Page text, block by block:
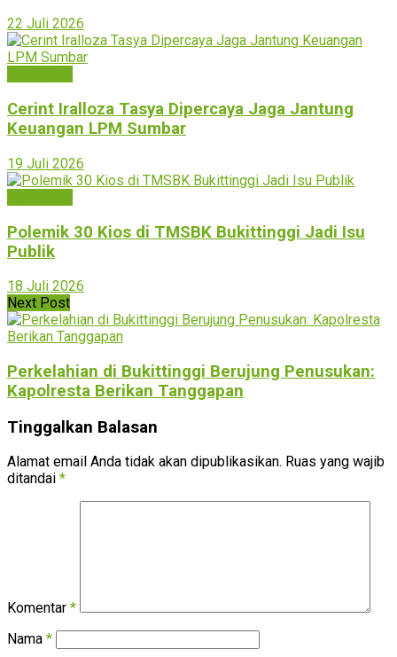
22 Juli 2026
Cerint Iralloza Tasya Dipercaya Jaga Jantung
Keuangan LPM Sumbar
19 Juli 2026
Polemik 30 Kios di TMSBK Bukittinggi Jadi Isu
Publik
18 Juli 2026
Next Post
Perkelahian di Bukittinggi Berujung Penusukan:
Kapolresta Berikan Tanggapan
Tinggalkan Balasan
Alamat email Anda tidak akan dipublikasikan. Ruas yang wajib
ditandai *
Komentar *
Nama *